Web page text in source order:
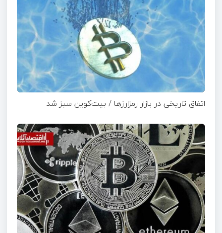
اتفاق تاریخی در بازار رمزارزها / بیت‌کوین سبز شد